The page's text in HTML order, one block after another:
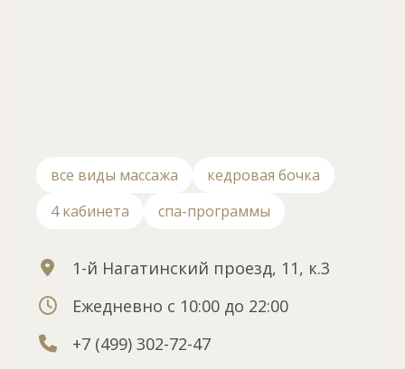
все виды массажа
кедровая бочка
4 кабинета
спа-программы
1-й Нагатинский проезд, 11, к.3
Ежедневно с 10:00 до 22:00
+7 (499) 302-72-47